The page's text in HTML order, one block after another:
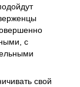
с
свой